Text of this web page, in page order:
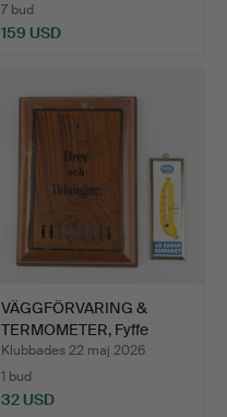
7 bud
159 USD
VÄGGFÖRVARING &
TERMOMETER, Fyffe
Banankom…
Klubbades 22 maj 2026
1 bud
32 USD